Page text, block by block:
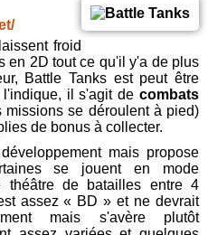
froid
en 2D tout ce qu'il y'a de plus
Battle Tanks est peut être
il s'agit de combats
missions se déroulent à pied)
de bonus à collecter.
mais propose
se jouent en mode
théâtre de batailles entre 4
assez « BD » et ne devrait
mais s'avère plutôt